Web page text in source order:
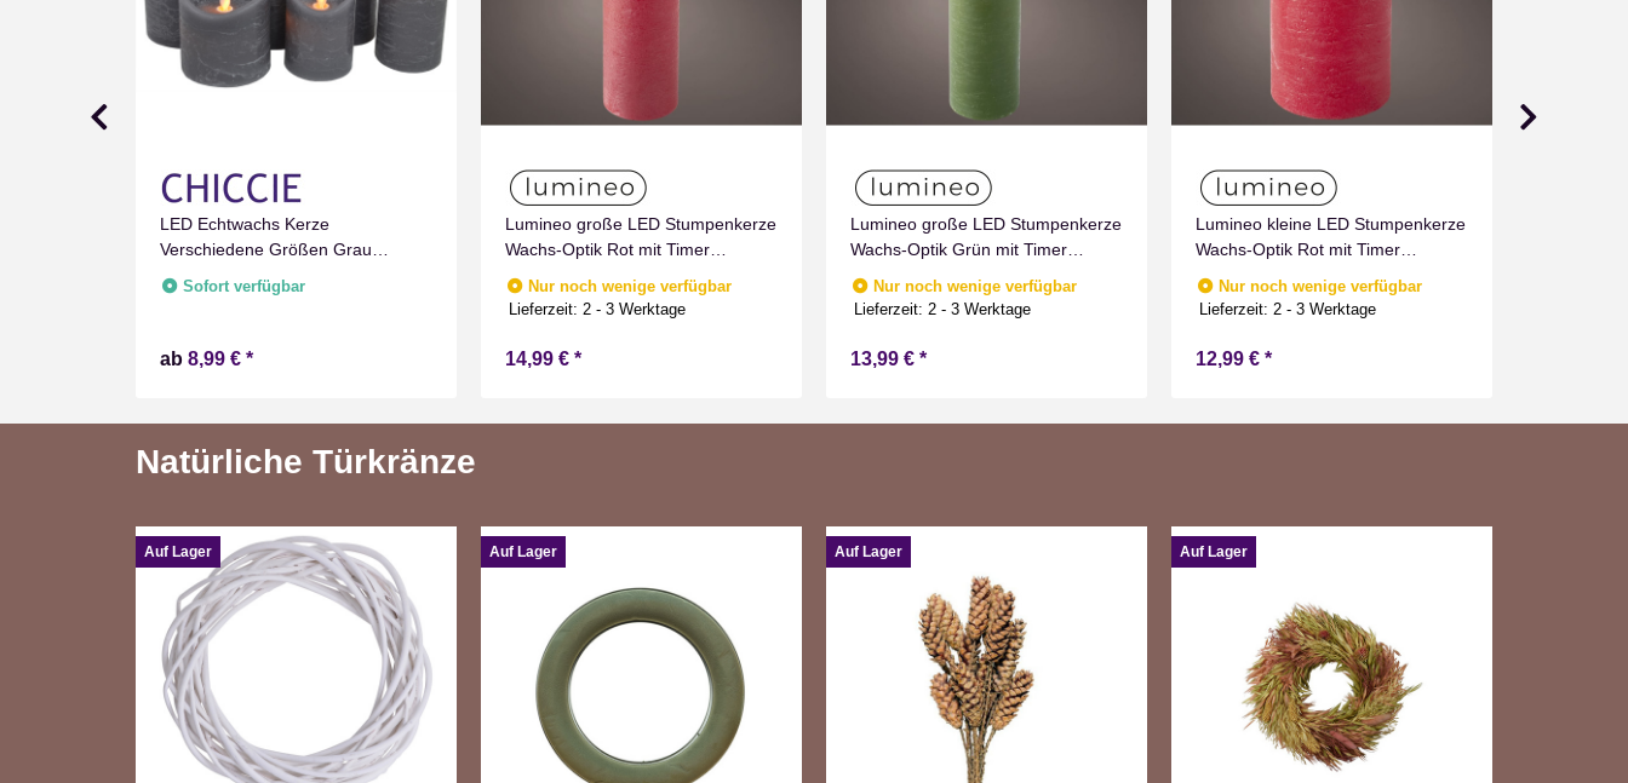
LED Echtwachs Kerze
Verschiedene Größen Grau
Marmoriert Flammenlos mit
Zeitschaltuhr Flacker Technik Timer
Sofort verfügbar
ab 8,99 € *
Lumineo große LED Stumpenkerze
Wachs-Optik Rot mit Timer
Flammen Effect für Drinnen
Warmweiß 19 cm hoch
Nur noch wenige verfügbar
Lieferzeit: 2 - 3 Werktage
14,99 € *
Lumineo große LED Stumpenkerze
Wachs-Optik Grün mit Timer
Flammen Effect für Drinnen
Warmweiß 19 cm hoch
Nur noch wenige verfügbar
Lieferzeit: 2 - 3 Werktage
13,99 € *
Lumineo kleine LED Stumpenkerze
Wachs-Optik Rot mit Timer
Flammen Effect für Drinnen
Warmweiß 11 cm hoch
Nur noch wenige verfügbar
Lieferzeit: 2 - 3 Werktage
12,99 € *
Natürliche Türkränze
Auf Lager Auf Lager Auf Lager Auf Lager